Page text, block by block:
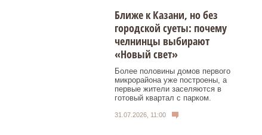
Ближе к Казани, но без
городской суеты: почему
челнинцы выбирают
«Новый свет»
Более половины домов первого
микрорайона уже построены, а
первые жители заселяются в
готовый квартал с парком.
31.07.2026, 11:00